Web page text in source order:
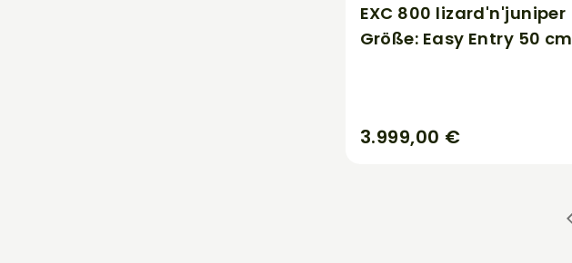
EXC 800 lizard'n'juniper
Größe: Easy Entry 50 cm
3.999,00 €